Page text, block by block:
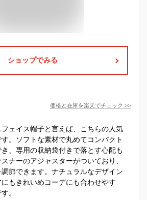
ショップでみる
価格と在庫を楽天でチェック >>
ェイス帽子と言えば、こちらの人気
。ソフトな素材で丸めてコンパクト
、専用の収納袋付きで落とす心配も
ナーのアジャスターがついており、
節できます。ナチュラルなデザイン
もきれいめコーデにも合わせやす
。